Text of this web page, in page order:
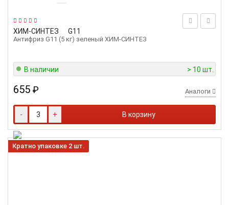
ХИМ-СИНТЕЗ G11
Антифриз G11 (5 кг) зеленый ХИМ-СИНТЕЗ
В наличии > 10 шт.
655 ₽ Аналоги
- + В корзину
Кратно упаковке 2 шт.